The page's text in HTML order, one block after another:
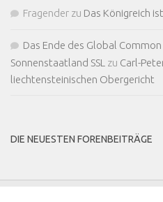
Fragender zu Das Königreich
Das Ende des Global
Sonnenstaatland SSL zu Carl-
liechtensteinischen Obergericht
DIE NEUESTEN FORENBEITRÄGE